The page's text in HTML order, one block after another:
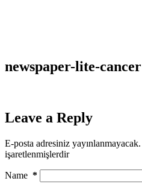
newspaper-lite-cancer
Leave a Reply
E-posta adresiniz yayınlanmayacak.
işaretlenmişlerdir
Name *